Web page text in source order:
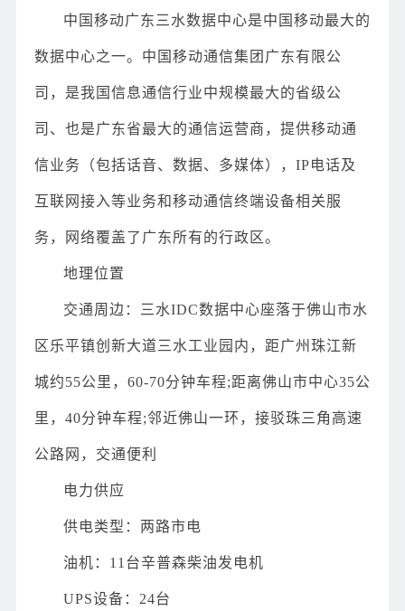
中国移动广东三水数据中心是中国移动最大的
数据中心之一。中国移动通信集团广东有限公
司，是我国信息通信行业中规模最大的省级公
司、也是广东省最大的通信运营商，提供移动通
信业务（包括话音、数据、多媒体），IP电话及
互联网接入等业务和移动通信终端设备相关服
务，网络覆盖了广东所有的行政区。
地理位置
交通周边：三水IDC数据中心座落于佛山市水
区乐平镇创新大道三水工业园内，距广州珠江新
城约55公里，60-70分钟车程;距离佛山市中心35公
里，40分钟车程;邻近佛山一环，接驳珠三角高速
公路网，交通便利
电力供应
供电类型：两路市电
油机：11台辛普森柴油发电机
UPS设备：24台